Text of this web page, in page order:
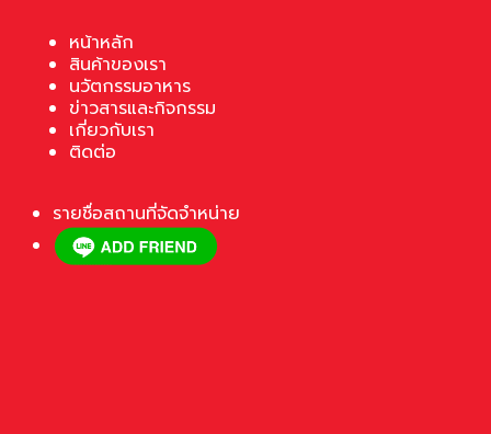
หน้าหลัก
สินค้าของเรา
นวัตกรรมอาหาร
ข่าวสารและกิจกรรม
เกี่ยวกับเรา
ติดต่อ
รายชื่อสถานที่จัดจำหน่าย